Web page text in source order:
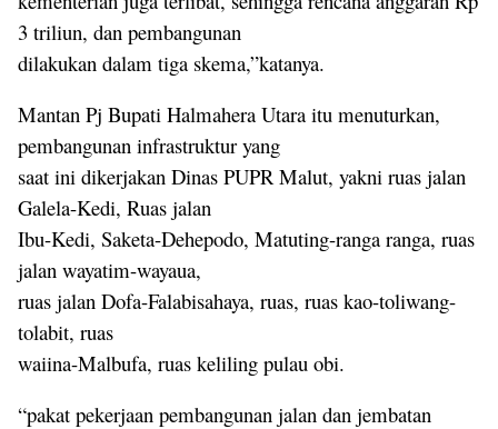
3 triliun, dan pembangunan
dilakukan dalam tiga skema,”katanya.
Mantan Pj Bupati Halmahera Utara itu menuturkan,
pembangunan infrastruktur yang
saat ini dikerjakan Dinas PUPR Malut, yakni ruas jalan
Galela-Kedi, Ruas jalan
Ibu-Kedi, Saketa-Dehepodo, Matuting-ranga ranga, ruas
jalan wayatim-wayaua,
ruas jalan Dofa-Falabisahaya, ruas, ruas kao-toliwang-
tolabit, ruas
waiina-Malbufa, ruas keliling pulau obi.
“pakat pekerjaan pembangunan jalan dan jembatan